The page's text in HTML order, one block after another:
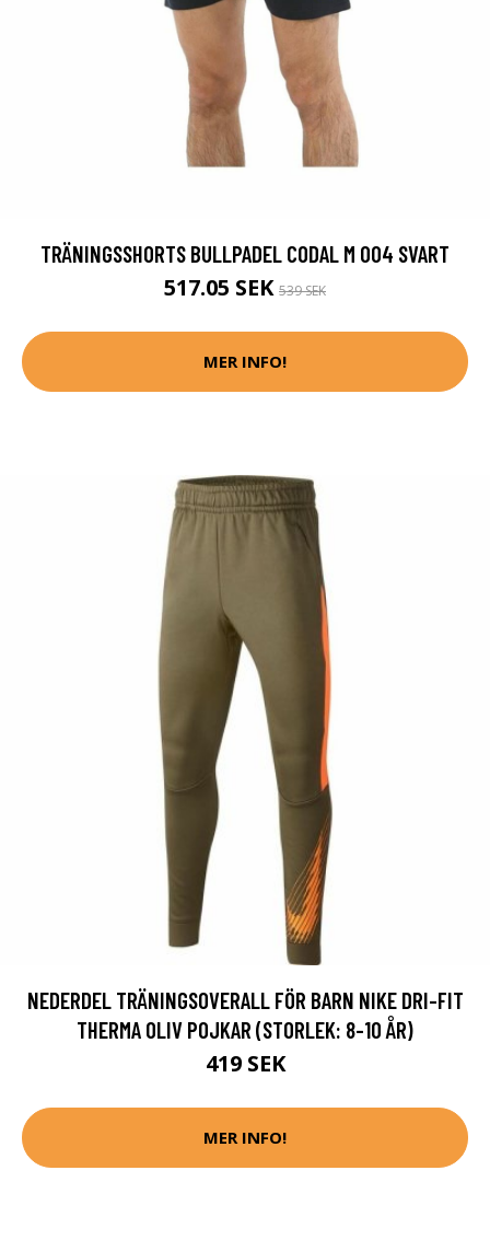
TRÄNINGSSHORTS BULLPADEL CODAL M 004 SVART
517.05 SEK 539 SEK
MER INFO!
NEDERDEL TRÄNINGSOVERALL FÖR BARN NIKE DRI-FIT
THERMA OLIV POJKAR (STORLEK: 8-10 ÅR)
419 SEK
MER INFO!